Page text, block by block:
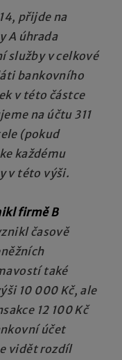
přijde na
A úhrada
služby v celkové
bankovního
v této částce
na účtu 311
(pokud
každému
v této výši.
firmě B
časově
také
10 000 Kč, ale
12 100 Kč
účet
vidět rozdíl